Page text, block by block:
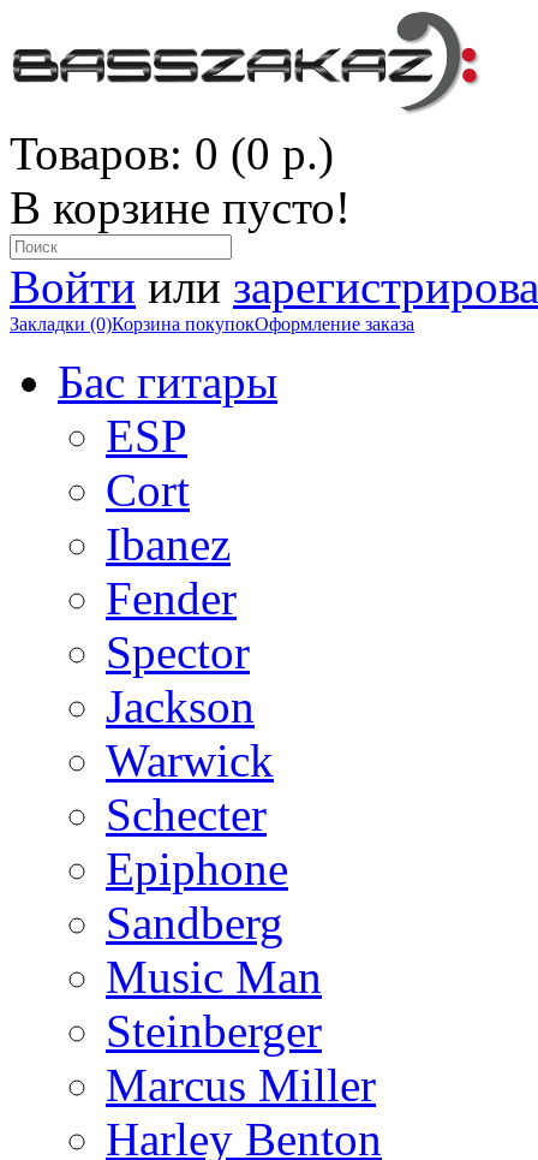
Товаров: 0 (0 р.)
В корзине пусто!
Войти или
Закладки (0)Корзина покупокОформление заказа
Бас гитары
ESP
Cort
Ibanez
Fender
Spector
Jackson
Warwick
Schecter
Epiphone
Sandberg
Music Man
Steinberger
Marcus Miller
Harley Benton